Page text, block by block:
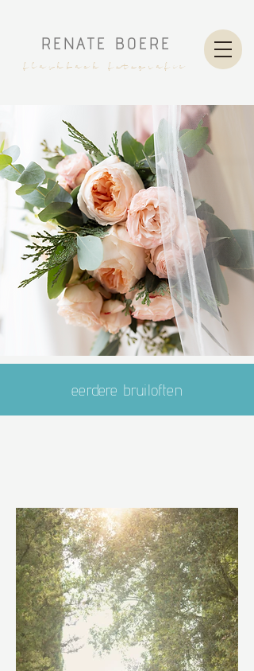
RENATE BOERE
flashback fotografie
eerdere bruiloften